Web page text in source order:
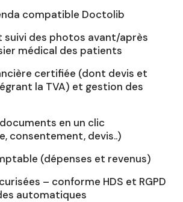
compatible Doctolib
suivi des photos avant/après
médical des patients
certifiée (dont devis et
la TVA) et gestion des
en un clic
consentement, devis..)
(dépenses et revenus)
– conforme HDS et RGPD
automatiques